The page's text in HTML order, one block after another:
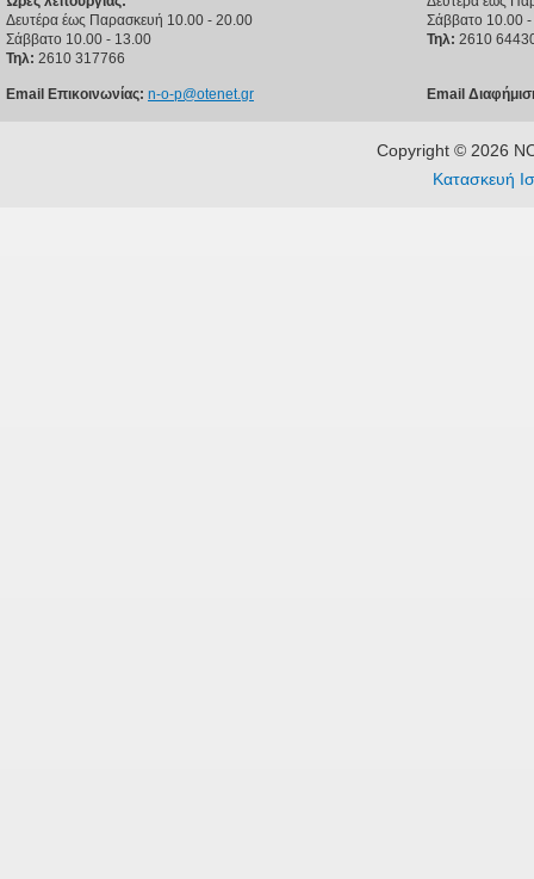
Δευτέρα έως Παρασκευή 10.00 - 20.00
Σάββατο 10.00 - 13.00
Τηλ: 2610 317766
Email Επικοινωνίας: n-o-p@otenet.gr
Σάββατο 10.00
Τηλ: 2610
Email
Copyright © 2026
Κατασκευή